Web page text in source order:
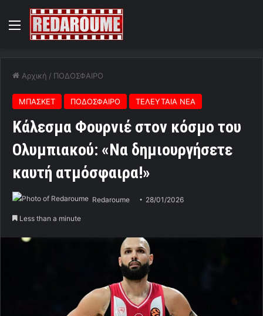
Menu
Αρχική / ΠΟΔΟΣΦΑΙΡΟ
ΜΠΑΣΚΕΤ ΠΟΔΟΣΦΑΙΡΟ ΤΕΛΕΥΤΑΙΑ ΝΕΑ
Κάλεσμα Φουρνιέ στον κόσμο του
Ολυμπιακού: «Να δημιουργήσετε
καυτή ατμόσφαιρα!»
Redaroume 28/01/2026
Less than a minute